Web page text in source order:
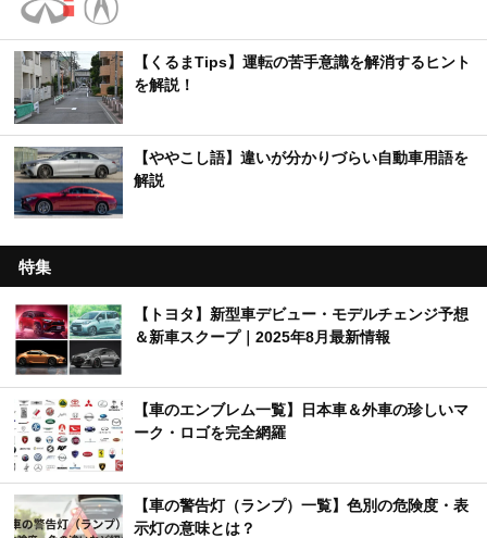
【くるまTips】運転の苦手意識を解消するヒント
を解説！
【ややこし語】違いが分かりづらい自動車用語を
解説
特集
【トヨタ】新型車デビュー・モデルチェンジ予想
＆新車スクープ｜2025年8月最新情報
【車のエンブレム一覧】日本車＆外車の珍しいマ
ーク・ロゴを完全網羅
【車の警告灯（ランプ）一覧】色別の危険度・表
示灯の意味とは？